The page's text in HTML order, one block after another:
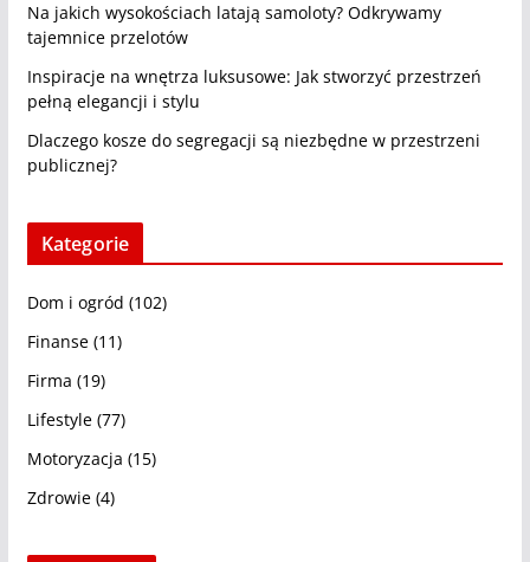
Na jakich wysokościach latają samoloty? Odkrywamy
tajemnice przelotów
Inspiracje na wnętrza luksusowe: Jak stworzyć przestrzeń
pełną elegancji i stylu
Dlaczego kosze do segregacji są niezbędne w przestrzeni
publicznej?
Kategorie
Dom i ogród (102)
Finanse(11)
Firma (19)
Lifestyle(77)
Motoryzacja (15)
Zdrowie(4)